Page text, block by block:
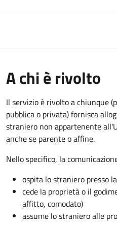
A chi è rivolto
Il servizio è rivolto a chiunque
pubblica o privata) fornisca
straniero non appartenente
anche se parente o affine.
Nello specifico, la
ospita lo straniero presso
cede la proprietà o il
affitto, comodato)
assume lo straniero alle